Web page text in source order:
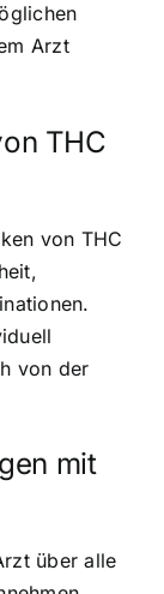
Arzt
THC
von THC
von der
mit
über alle